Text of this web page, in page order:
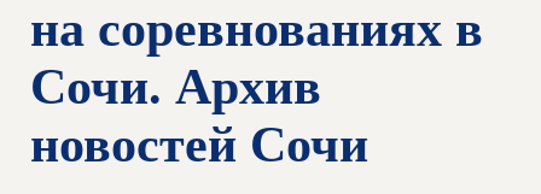
на соревнованиях в
Сочи. Архив
новостей Сочи